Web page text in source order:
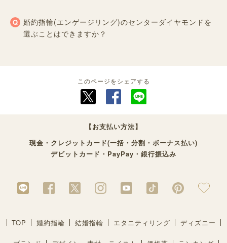
婚約指輪(エンゲージリング)のセンターダイヤモンドを
選ぶことはできますか？
このページをシェアする
【お支払い方法】
現金・クレジットカード(一括・分割・ボーナス払い)
デビットカード・PayPay・銀行振込み
TOP 婚約指輪 結婚指輪 エタニティリング ディズニー